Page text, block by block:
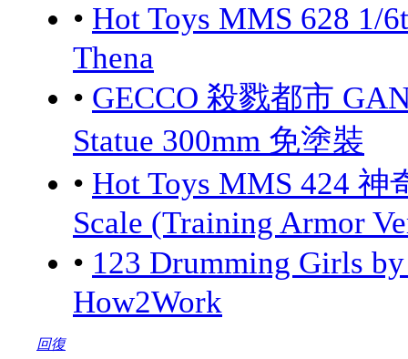
• Hot Toys MMS 628 1/
Thena
• GECCO 殺戮都市
Statue 300mm 免塗裝
• Hot Toys MMS 424 神
Scale (Training Armor
• 123 Drumming Girls
How2Work
回復